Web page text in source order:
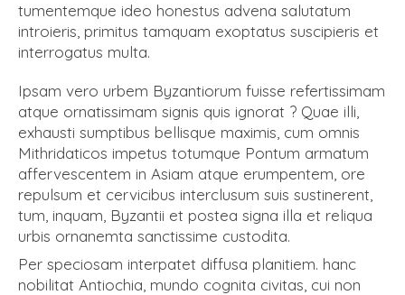
tumentemque ideo honestus advena salutatum
introieris, primitus tamquam exoptatus suscipieris et
interrogatus multa.
Ipsam vero urbem Byzantiorum fuisse refertissimam
atque ornatissimam signis quis ignorat ? Quae illi,
exhausti sumptibus bellisque maximis, cum omnis
Mithridaticos impetus totumque Pontum armatum
affervescentem in Asiam atque erumpentem, ore
repulsum et cervicibus interclusum suis sustinerent,
tum, inquam, Byzantii et postea signa illa et reliqua
urbis ornanemta sanctissime custodita.
Per speciosam interpatet diffusa planitiem. hanc
nobilitat Antiochia, mundo cognita civitas, cui non